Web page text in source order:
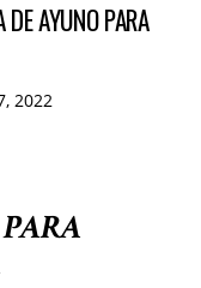
AYUNO PARA
2022